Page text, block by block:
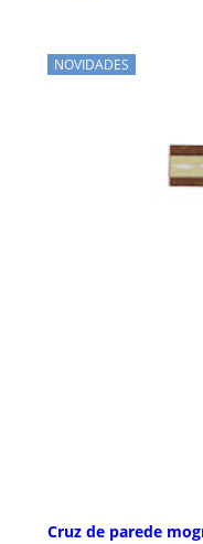
NOVIDADES
Cruz de parede